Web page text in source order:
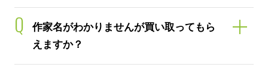
Q
作家名がわかりませんが買い取ってもら
えますか？